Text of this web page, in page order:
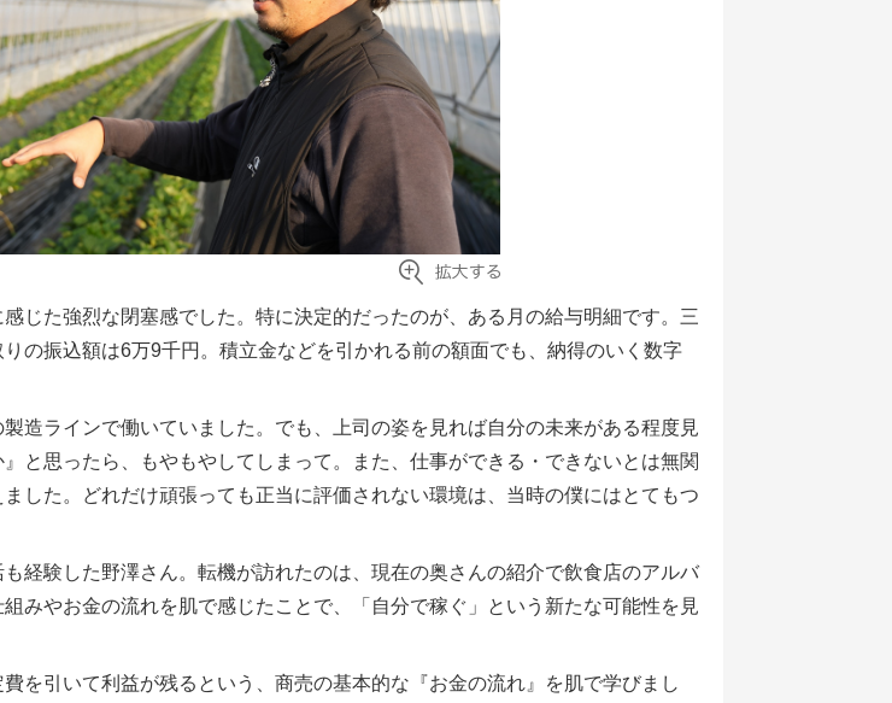
じた強烈な閉塞感でした。特に決定的だったのが、ある月の給与明細です。三
の振込額は6万9千円。積立金などを引かれる前の額面でも、納得のいく数字
造ラインで働いていました。でも、上司の姿を見れば自分の未来がある程度見
と思ったら、もやもやしてしまって。​また、仕事ができる・できないとは無関
した。どれだけ頑張っても正当に評価されない環境は、当時の僕にはとてもつ
経験した野澤さん。転機が訪れたのは、現在の奥さんの紹介で飲食店のアルバ
みやお金の流れを肌で感じたことで、「自分で稼ぐ」という新たな可能性を見
を引いて利益が残るという、商売の基本的な『お金の流れ』を肌で学びまし